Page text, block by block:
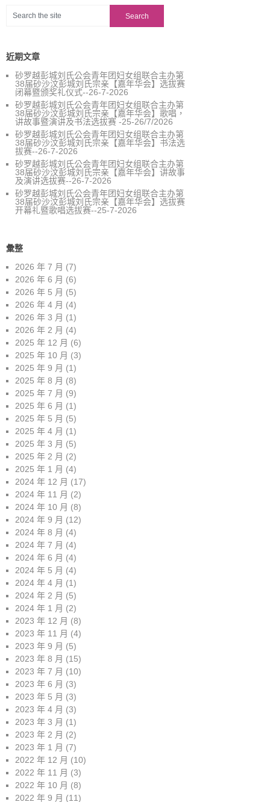
近期文章
砂罗越彭城刘氏公会青年团妇女组联合主办第
38届砂沙汶彭城刘氏宗亲【嘉年华会】选拔赛
闭幕暨颁奖礼仪式--26-7-2026
砂罗越彭城刘氏公会青年团妇女组联合主办第
38届砂沙汶彭城刘氏宗亲【嘉年华会】歌唱，
讲故事暨演讲及书法选拔赛 -25-26/7/2026
砂罗越彭城刘氏公会青年团妇女组联合主办第
38届砂沙汶彭城刘氏宗亲【嘉年华会】书法选
拔赛--26-7-2026
砂罗越彭城刘氏公会青年团妇女组联合主办第
38届砂沙汶彭城刘氏宗亲【嘉年华会】讲故事
及演讲选拔赛--26-7-2026
砂罗越彭城刘氏公会青年团妇女组联合主办第
38届砂沙汶彭城刘氏宗亲【嘉年华会】选拔赛
开幕礼暨歌唱选拔赛--25-7-2026
彙整
2026 年 7 月 (7)
2026 年 6 月 (6)
2026 年 5 月 (5)
2026 年 4 月 (4)
2026 年 3 月 (1)
2026 年 2 月 (4)
2025 年 12 月 (6)
2025 年 10 月 (3)
2025 年 9 月 (1)
2025 年 8 月 (8)
2025 年 7 月 (9)
2025 年 6 月 (1)
2025 年 5 月 (5)
2025 年 4 月 (1)
2025 年 3 月 (5)
2025 年 2 月 (2)
2025 年 1 月 (4)
2024 年 12 月 (17)
2024 年 11 月 (2)
2024 年 10 月 (8)
2024 年 9 月 (12)
2024 年 8 月 (4)
2024 年 7 月 (4)
2024 年 6 月 (4)
2024 年 5 月 (4)
2024 年 4 月 (1)
2024 年 2 月 (5)
2024 年 1 月 (2)
2023 年 12 月 (8)
2023 年 11 月 (4)
2023 年 9 月 (5)
2023 年 8 月 (15)
2023 年 7 月 (10)
2023 年 6 月 (3)
2023 年 5 月 (3)
2023 年 4 月 (3)
2023 年 3 月 (1)
2023 年 2 月 (2)
2023 年 1 月 (7)
2022 年 12 月 (10)
2022 年 11 月 (3)
2022 年 10 月 (8)
2022 年 9 月 (11)